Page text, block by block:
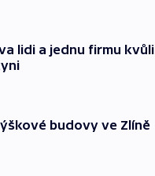
lidi a jednu firmu kvůli
budovy ve Zlíně